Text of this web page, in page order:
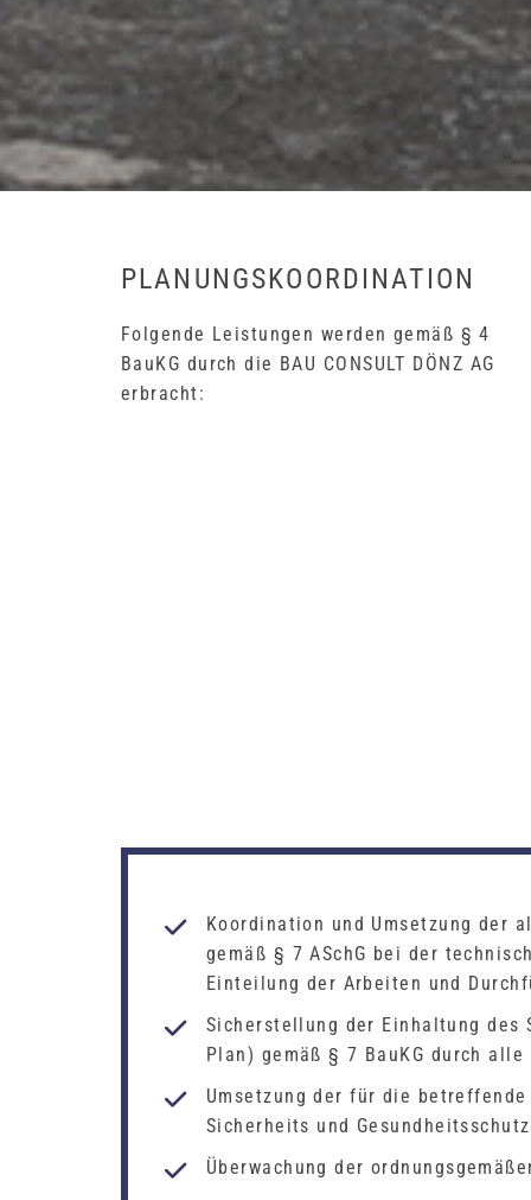
PLANUNGSKOORDINATION
Folgende Leistungen werden gemäß § 4
BauKG durch die BAU CONSULT DÖNZ AG
erbracht:
Koordination und Umsetzung der
gemäß § 7 ASchG bei der
Einteilung der Arbeiten und
Sicherstellung der Einhaltung des
Plan) gemäß § 7 BauKG durch
Umsetzung der für die
Sicherheits und
Überwachung der